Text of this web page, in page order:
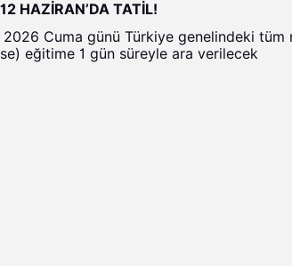
HAZİRAN’DA TATİL!
2026 Cuma günü Türkiye genelindeki
eğitime 1 gün süreyle ara verilecek